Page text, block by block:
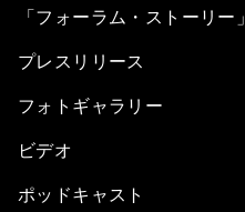
「フォーラム・ストーリー」
プレスリリース
フォトギャラリー
ビデオ
ポッドキャスト